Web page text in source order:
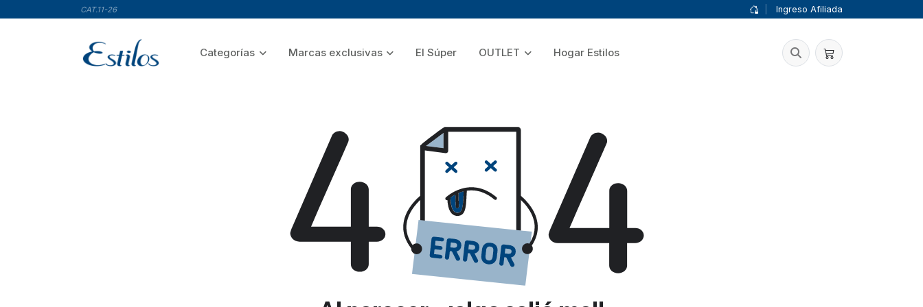
CAT.11-26 Ingreso Afiliada
Categorías Marcas exclusivas El Súper OUTLET Hogar Estilos